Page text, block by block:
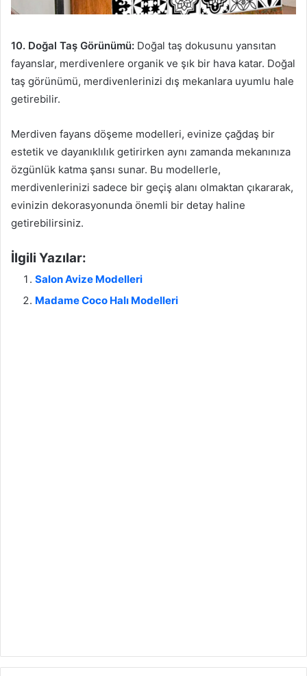
10. Doğal Taş Görünümü: Doğal taş dokusunu yansıtan
fayanslar, merdivenlere organik ve şık bir hava katar. Doğal
taş görünümü, merdivenlerinizi dış mekanlara uyumlu hale
getirebilir.
Merdiven fayans döşeme modelleri, evinize çağdaş bir
estetik ve dayanıklılık getirirken aynı zamanda mekanınıza
özgünlük katma şansı sunar. Bu modellerle,
merdivenlerinizi sadece bir geçiş alanı olmaktan çıkararak,
evinizin dekorasyonunda önemli bir detay haline
getirebilirsiniz.
İlgili Yazılar:
Salon Avize Modelleri
Madame Coco Halı Modelleri